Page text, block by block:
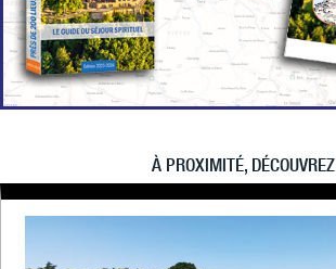
À PROXIMITÉ, DÉCOUVREZ